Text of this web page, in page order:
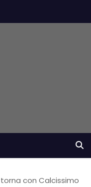
con Calcissimo